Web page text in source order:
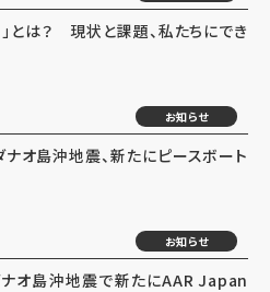
」とは？ 現状と課題、私たちにでき
お知らせ
ナオ島沖地震、新たにピースボート
お知らせ
ナオ島沖地震で新たにAAR Japan